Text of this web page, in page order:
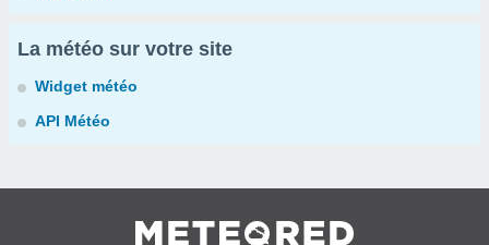
La météo sur votre site
Widget météo
API Météo